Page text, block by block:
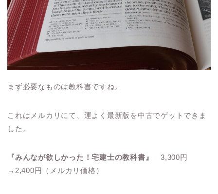
まず必要なものは教科書ですね。
これはメルカリにて、運よく最新版を中古でゲットできま
した。
『みんなが欲しかった！宅建士の教科書』
3,300円
→2,400円（メルカリ価格）